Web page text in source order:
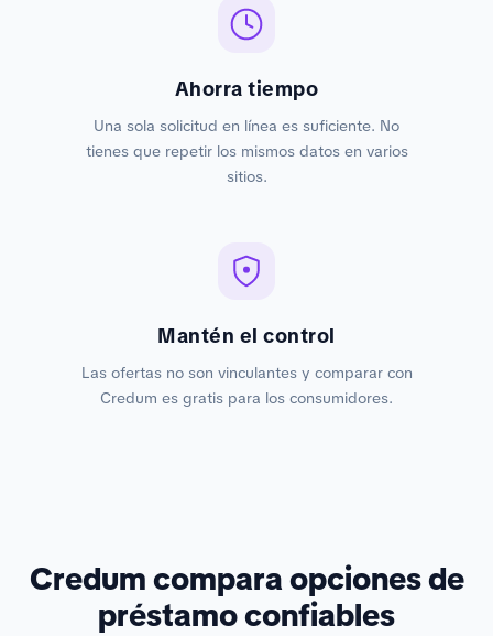
Ahorra tiempo
Una sola solicitud en línea es suficiente. No
tienes que repetir los mismos datos en varios
sitios.
Mantén el control
Las ofertas no son vinculantes y comparar con
Credum es gratis para los consumidores.
Credum compara opciones de
préstamo confiables